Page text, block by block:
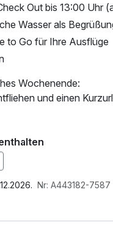
Out bis 13:00 Uhr
Wasser als
to Go für Ihre Ausflüge
Wochenende:
Kurzurlaub zu Zweit
W-LAN
Coffee to go
Nr: A443182-7587